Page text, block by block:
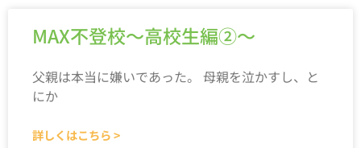
MAX不登校～高校生編②～
父親は本当に嫌いであった。 母親を泣かすし、と
にか
詳しくはこちら >